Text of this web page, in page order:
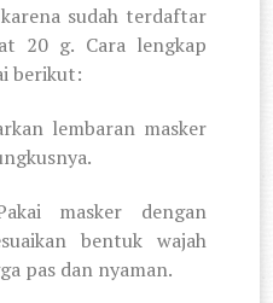
sudah terdaftar
20 g. Cara lengkap
berikut:
lembaran masker
masker dengan
bentuk wajah
pas dan nyaman.